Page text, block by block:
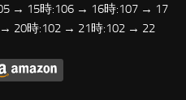
→ 15時:106 → 16時:107 → 17
20時:102 → 21時:102 → 22